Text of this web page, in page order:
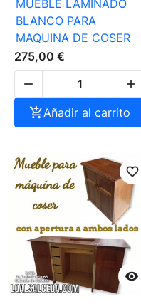
MUEBLE LAMINADO
BLANCO PARA
MAQUINA DE COSER
275,00 €


Añadir al carrito

favorite_border